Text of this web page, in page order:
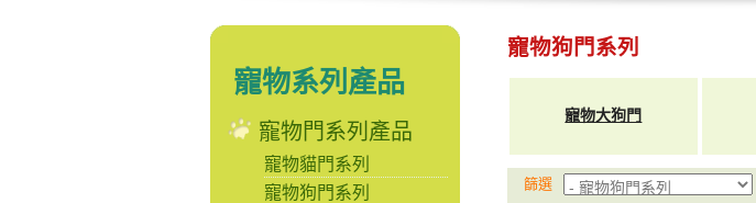
寵物系列產品
寵物門系列產品
寵物貓門系列
寵物狗門系列
寵物狗門系列
寵物大狗門
篩選